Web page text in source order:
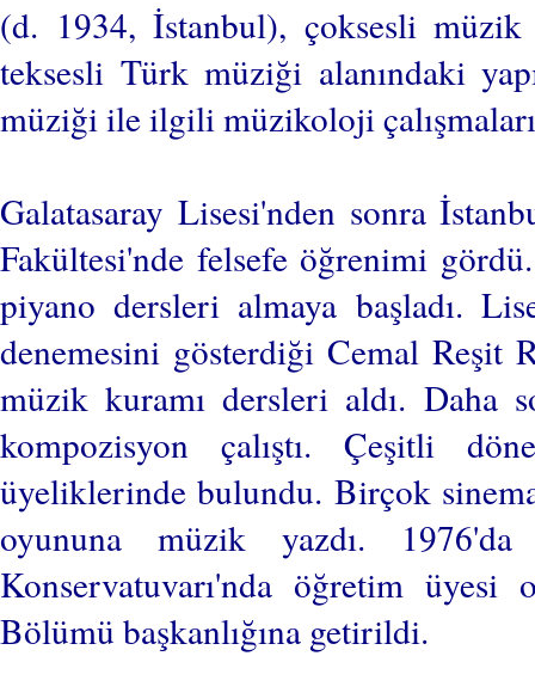
(d. 1934, İstanbul), çoksesli müzik
teksesli Türk müziği alanındaki
müziği ile ilgili müzikoloji
Galatasaray Lisesi'nden sonra
Fakültesi'nde felsefe öğrenimi
piyano dersleri almaya başladı.
denemesini gösterdiği Cemal Reşit
müzik kuramı dersleri aldı. Daha
kompozisyon çalıştı. Çeşitli
üyeliklerinde bulundu. Birçok
oyununa müzik yazdı.
Konservatuvarı'nda öğretim üyesi
Bölümü başkanlığına getirildi.